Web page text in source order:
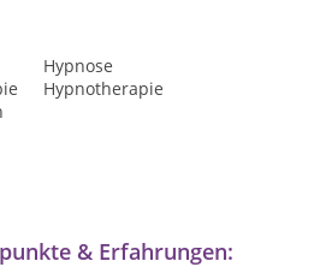
Hypnose
Hypnotherapie
& Erfahrungen: